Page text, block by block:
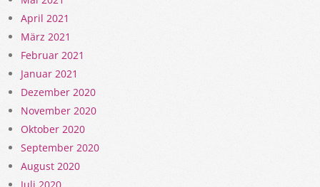
April 2021
März 2021
Februar 2021
Januar 2021
Dezember 2020
November 2020
Oktober 2020
September 2020
August 2020
Juli 2020